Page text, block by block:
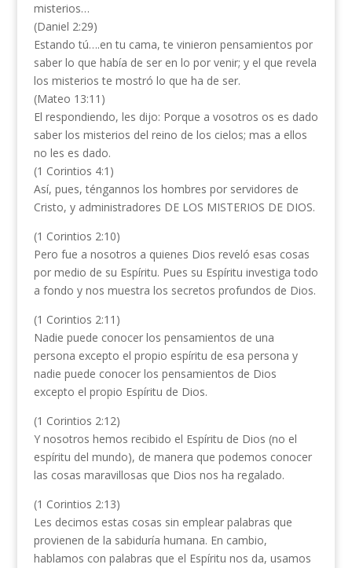
misterios…
(Daniel 2:29)
Estando tú….en tu cama, te vinieron pensamientos por
saber lo que había de ser en lo por venir; y el que revela
los misterios te mostró lo que ha de ser.
(Mateo 13:11)
El respondiendo, les dijo: Porque a vosotros os es dado
saber los misterios del reino de los cielos; mas a ellos
no les es dado.
(1 Corintios 4:1)
Así, pues, téngannos los hombres por servidores de
Cristo, y administradores DE LOS MISTERIOS DE DIOS.
(1 Corintios 2:10)
Pero fue a nosotros a quienes Dios reveló esas cosas
por medio de su Espíritu. Pues su Espíritu investiga todo
a fondo y nos muestra los secretos profundos de Dios.
(1 Corintios 2:11)
Nadie puede conocer los pensamientos de una
persona excepto el propio espíritu de esa persona y
nadie puede conocer los pensamientos de Dios
excepto el propio Espíritu de Dios.
(1 Corintios 2:12)
Y nosotros hemos recibido el Espíritu de Dios (no el
espíritu del mundo), de manera que podemos conocer
las cosas maravillosas que Dios nos ha regalado.
(1 Corintios 2:13)
Les decimos estas cosas sin emplear palabras que
provienen de la sabiduría humana. En cambio,
hablamos con palabras que el Espíritu nos da, usamos